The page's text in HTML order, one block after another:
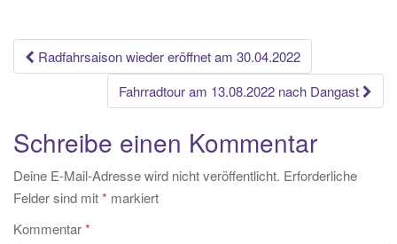
Beitrags-
Navigation
Radfahrsaison wieder eröffnet am 30.04.2022
Fahrradtour am 13.08.2022 nach Dangast
Schreibe einen Kommentar
Deine E-Mail-Adresse wird nicht veröffentlicht. Erforderliche
Felder sind mit* markiert
Kommentar*